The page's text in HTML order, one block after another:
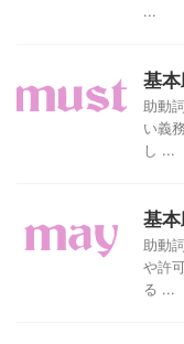
...
基
助動
い義
し ...
基
助動
や許
る ...